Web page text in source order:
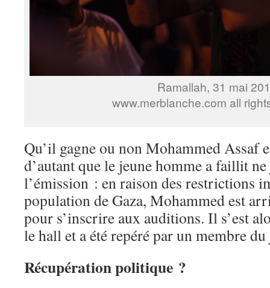
Ramallah, 31 mai
www.merblanche.com all
Qu’il gagne ou non Mohammed Assaf
d’autant que le jeune homme a faillit
l’émission : en raison des restrictions
population de Gaza, Mohammed est
pour s’inscrire aux auditions. Il s’est
le hall et a été repéré par un membre
Récupération politique ?